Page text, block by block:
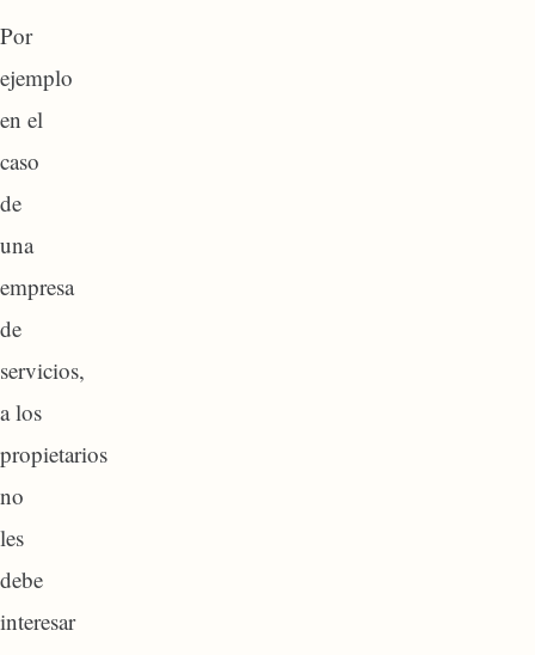
Por
ejemplo
en el
caso
de
una
empresa
de
servicios,
a los
propietarios
no
les
debe
interesar